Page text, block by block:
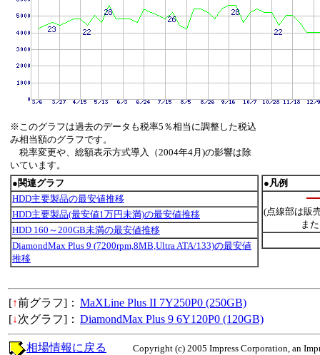
※このグラフは過去のデータも税率5％相当に調整した税込
み相当額のグラフです。
税率変更や、総額表示方式導入（2004年4月)の影響は除
いています。
●関連グラフ
HDD主要製品の最安値推移
HDD主要製品(最安値1万円未満)の最安値推移
HDD 160～200GB未満の最安値推移
DiamondMax Plus 9 (7200rpm,8MB,Ultra ATA/133)の最安値
推移
●凡例
(点線部は販
ま
[↑前グラフ]： MaXLine Plus II 7Y250P0 (250GB)
[↓次グラフ]： DiamondMax Plus 9 6Y120P0 (120GB)
Copyright (c) 2005 Impress Corporation, an
相場情報に戻る